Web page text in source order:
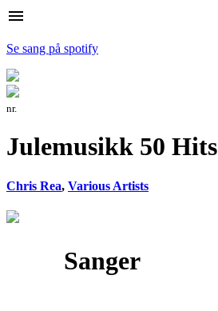
menu
Se sang på spotify
nr.
Julemusikk 50 Hits
Chris Rea, Various Artists
Sanger